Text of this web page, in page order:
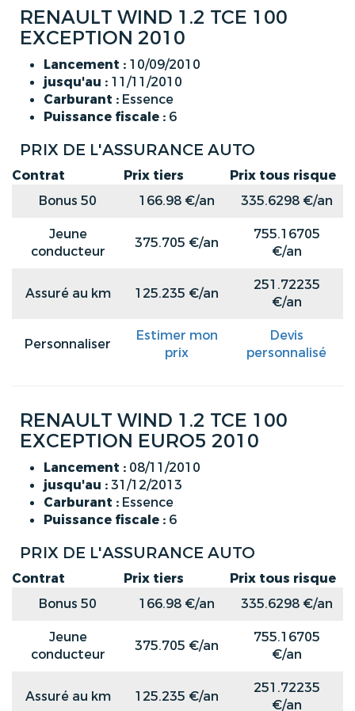
RENAULT WIND 1.2 TCE 100
EXCEPTION 2010
Lancement : 10/09/2010
jusqu'au : 11/11/2010
Carburant : Essence
Puissance fiscale : 6
PRIX DE L'ASSURANCE AUTO
Contrat Prix tiers
Prix tous risque
Bonus 50
166.98 €/an
335.6298 €/an
Jeune
conducteur
375.705 €/an
755.16705
€/an
Assuré au km 125.235 €/an
251.72235
€/an
Personnaliser
Estimer mon
prix
Devis
personnalisé
RENAULT WIND 1.2 TCE 100
EXCEPTION EURO5 2010
Lancement : 08/11/2010
jusqu'au :31/12/2013
Carburant : Essence
Puissance fiscale : 6
PRIX DE L'ASSURANCE AUTO
Contrat Prix tiers
Prix tous risque
Bonus 50
166.98 €/an
335.6298 €/an
Jeune
conducteur
375.705 €/an
755.16705
€/an
Assuré au km 125.235 €/an
251.72235
€/an